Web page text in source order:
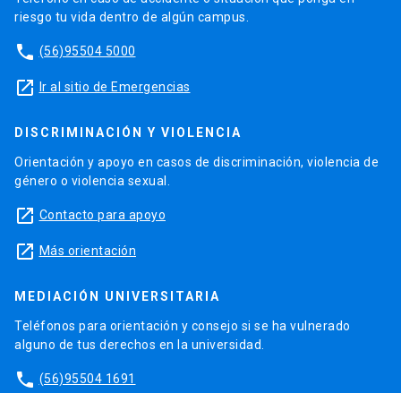
riesgo tu vida dentro de algún campus.
phone (56)95504 5000
launch Ir al sitio de Emergencias
DISCRIMINACIÓN Y VIOLENCIA
Orientación y apoyo en casos de discriminación, violencia de
género o violencia sexual.
launch Contacto para apoyo
launch Más orientación
MEDIACIÓN UNIVERSITARIA
Teléfonos para orientación y consejo si se ha vulnerado
alguno de tus derechos en la universidad.
phone (56)95504 1691